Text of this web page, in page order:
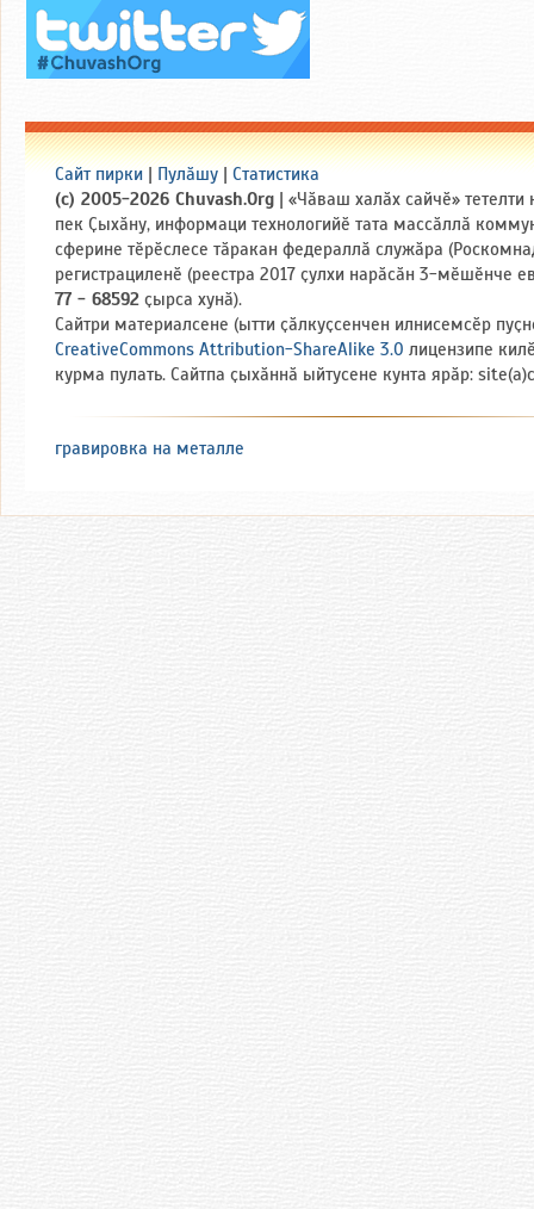
Сайт пирки | Пулӑшу | Статистика
(c) 2005-2026 Chuvash.Org | «Чӑваш халӑх сайчӗ»
пек Ҫыхӑну, информаци технологийӗ тата массӑллӑ
сферине тӗрӗслесе тӑракан федераллӑ служӑра
регистрациленӗ (реестра 2017 ҫулхи нарӑсӑн 3-мӗшӗнче
77 - 68592 ҫырса хунӑ).
Сайтри материалсене (ытти ҫӑлкуҫсенчен илнисемсӗр
CreativeCommons Attribution-ShareAlike 3.0 лицензипе
курма пулать. Сайтпа ҫыхӑннӑ ыйтусене кунта ярӑр:
гравировка на металле